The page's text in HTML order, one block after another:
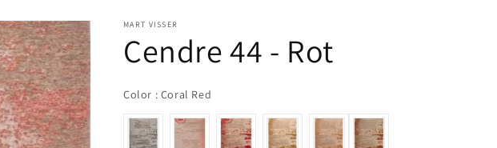
MART VISSER
Cendre 44 - Rot
Color : Coral Red